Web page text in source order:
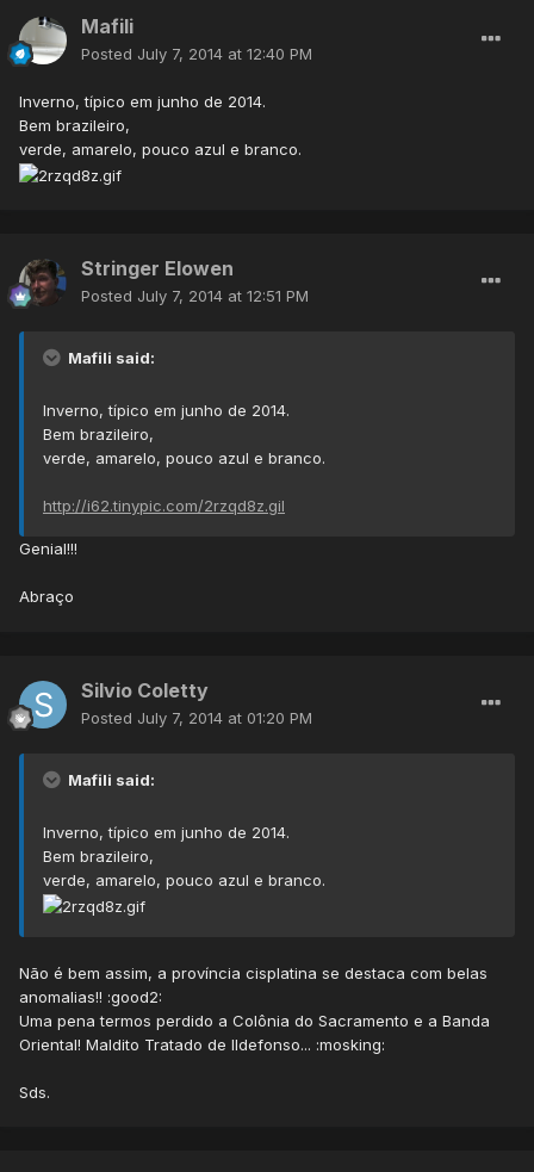
Mafili
Posted July 7, 2014 at 12:40 PM
Inverno, típico em junho de 2014.
Bem brazileiro,
verde, amarelo, pouco azul e branco.
Stringer Elowen
Posted July 7, 2014 at 12:51 PM
Mafili said:
Inverno, típico em junho de 2014.
Bem brazileiro,
verde, amarelo, pouco azul e branco.
http://i62.tinypic.com/2rzqd8z.gil
Genial!!!
Abraço
Silvio Coletty
Posted July 7, 2014 at 01:20 PM
Mafili said:
Inverno, típico em junho de 2014.
Bem brazileiro,
verde, amarelo, pouco azul e branco.
Não é bem assim, a província cisplatina se destaca com belas
anomalias!! :good2:
Uma pena termos perdido a Colônia do Sacramento e a Banda
Oriental! Maldito Tratado de Ildefonso... :mosking:
Sds.